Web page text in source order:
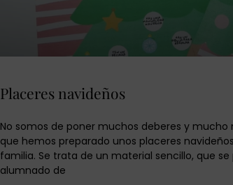
Placeres navideños
No somos de poner muchos deberes y mucho
que hemos preparado unos placeres
familia. Se trata de un material sencillo, que
alumnado de